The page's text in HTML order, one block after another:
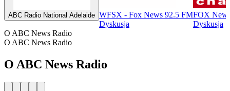
ABC Radio National Adelaide WFSX - Fox News 92.5 FM
Dyskusja
FOX
Dyskusja
O ABC News Radio
O ABC News Radio
O ABC News Radio